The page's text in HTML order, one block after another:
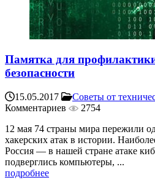
Памятка для
безопасности
15.05.2017 Советы от
Комментариев
2754
12 мая 74 страны мира пережили
хакерских атак в истории.
Россия — в нашей стране атаке
подверглись компьютеры, ...
подробнее